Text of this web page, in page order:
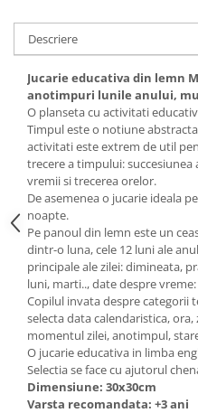
Descriere
Jucarie educativa din lemn
anotimpuri lunile anului,
O planseta cu activitati
Timpul este o notiune
activitati este extrem de util
trecere a timpului:
vremii si trecerea orelor.
De asemenea o jucarie ideala
noapte.
Pe panoul din lemn este un
dintr-o luna, cele 12 luni ale
principale ale zilei: dimineata,
luni, marti.., date despre
Copilul invata despre categorii
selecta data calendaristica,
momentul zilei, anotimpul,
O jucarie educativa in limba
Selectia se face cu ajutorul
Dimensiune: 30x30cm
Varsta recomandata: +3 ani